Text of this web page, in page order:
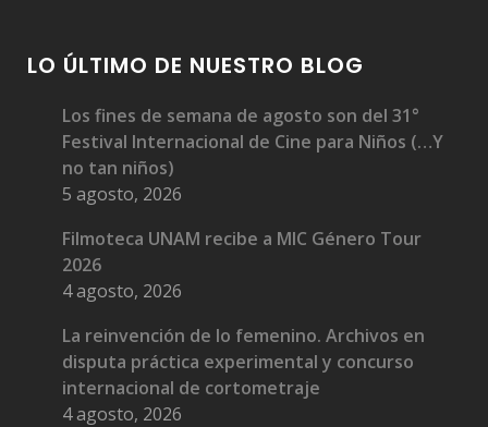
LO ÚLTIMO DE NUESTRO BLOG
Los fines de semana de agosto son del 31°
Festival Internacional de Cine para Niños (…Y
no tan niños)
5 agosto, 2026
Filmoteca UNAM recibe a MIC Género Tour
2026
4 agosto, 2026
La reinvención de lo femenino. Archivos en
disputa práctica experimental y concurso
internacional de cortometraje
4 agosto, 2026